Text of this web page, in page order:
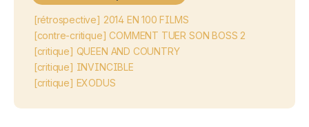
[rétrospective] 2014 EN 100 FILMS
[contre-critique] COMMENT TUER SON BOSS 2
[critique] QUEEN AND COUNTRY
[critique] INVINCIBLE
[critique] EXODUS